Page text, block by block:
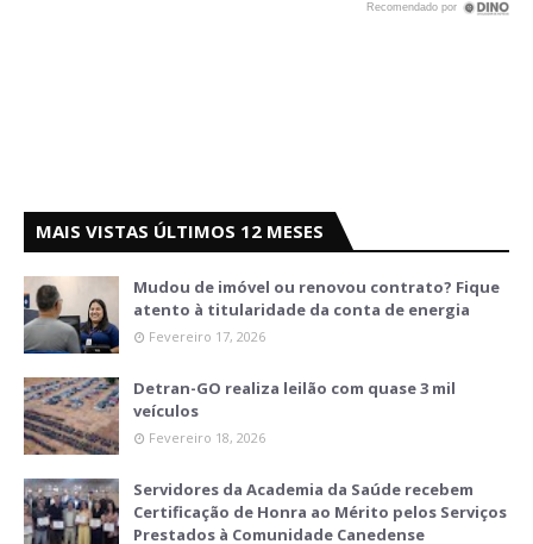
MAIS VISTAS ÚLTIMOS 12 MESES
Mudou de imóvel ou renovou contrato? Fique
atento à titularidade da conta de energia
Fevereiro 17, 2026
Detran-GO realiza leilão com quase 3 mil
veículos
Fevereiro 18, 2026
Servidores da Academia da Saúde recebem
Certificação de Honra ao Mérito pelos Serviços
Prestados à Comunidade Canedense